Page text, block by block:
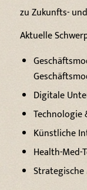
zu Zukunfts-
Aktuelle
Digitale
Technologie
Künstliche
Health-Med-